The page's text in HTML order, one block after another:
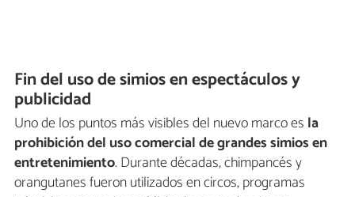
Fin del uso de simios en espectáculos y
publicidad
Uno de los puntos más visibles del nuevo marco es la
prohibición del uso comercial de grandes simios en
entretenimiento. Durante décadas, chimpancés y
orangutanes fueron utilizados en circos, programas